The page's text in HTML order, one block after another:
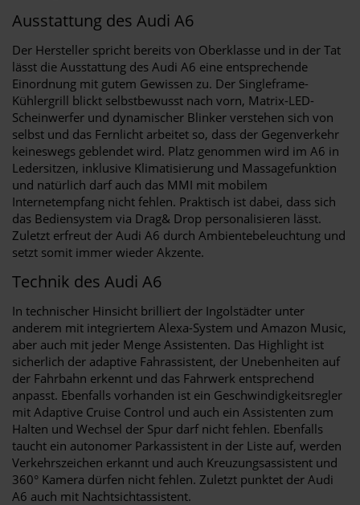
Ausstattung des Audi A6
Der Hersteller spricht bereits von Oberklasse und in der Tat
lässt die Ausstattung des Audi A6 eine entsprechende
Einordnung mit gutem Gewissen zu. Der Singleframe-
Kühlergrill blickt selbstbewusst nach vorn, Matrix-LED-
Scheinwerfer und dynamischer Blinker verstehen sich von
selbst und das Fernlicht arbeitet so, dass der Gegenverkehr
keineswegs geblendet wird. Platz genommen wird im A6 in
Ledersitzen, inklusive Klimatisierung und Massagefunktion
und natürlich darf auch das MMI mit mobilem
Internetempfang nicht fehlen. Praktisch ist dabei, dass sich
das Bediensystem via Drag& Drop personalisieren lässt.
Zuletzt erfreut der Audi A6 durch Ambientebeleuchtung und
setzt somit immer wieder Akzente.
Technik des Audi A6
In technischer Hinsicht brilliert der Ingolstädter unter
anderem mit integriertem Alexa-System und Amazon Music,
aber auch mit jeder Menge Assistenten. Das Highlight ist
sicherlich der adaptive Fahrassistent, der Unebenheiten auf
der Fahrbahn erkennt und das Fahrwerk entsprechend
anpasst. Ebenfalls vorhanden ist ein Geschwindigkeitsregler
mit Adaptive Cruise Control und auch ein Assistenten zum
Halten und Wechsel der Spur darf nicht fehlen. Ebenfalls
taucht ein autonomer Parkassistent in der Liste auf, werden
Verkehrszeichen erkannt und auch Kreuzungsassistent und
360° Kamera dürfen nicht fehlen. Zuletzt punktet der Audi
A6 auch mit Nachtsichtassistent.